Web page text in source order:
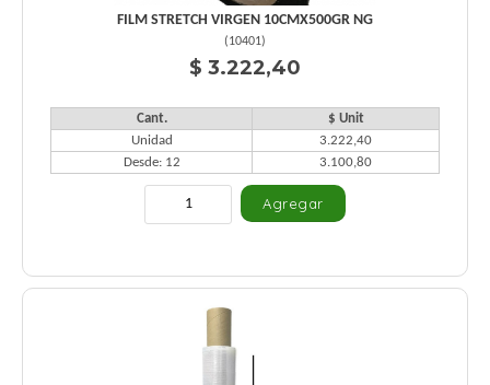
FILM STRETCH VIRGEN 10CMX500GR NG
(10401)
$ 3.222,40
Cant.
$ Unit
Unidad
3.222,40
Desde: 12
3.100,80